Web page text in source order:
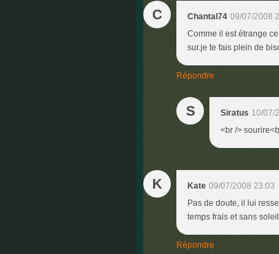
C Chantal74 09/07/2008
Comme il est étrange
sur.je te fais plein de
Répondre
S Siratus 10/07/
<br />
K Kate 09/07/2008 23:03
Pas de doute, il lui
temps frais et sans soleil
Répondre